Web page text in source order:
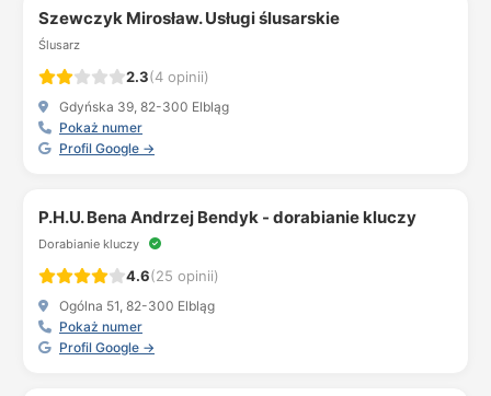
Szewczyk Mirosław. Usługi ślusarskie
Ślusarz
2.3(4 opinii)
Gdyńska 39, 82-300 Elbląg
Pokaż numer
Profil Google →
P.H.U. Bena Andrzej Bendyk - dorabianie kluczy
Dorabianie kluczy
4.6(25 opinii)
Ogólna 51, 82-300 Elbląg
Pokaż numer
Profil Google →